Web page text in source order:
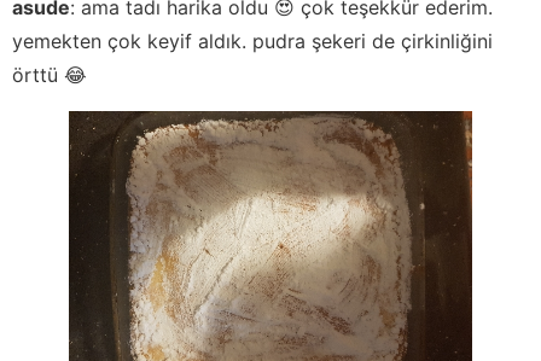
asude: ama tadı harika oldu 😍 çok teşekkür ederim.
yemekten çok keyif aldık. pudra şekeri de çirkinliğini
örttü 😂